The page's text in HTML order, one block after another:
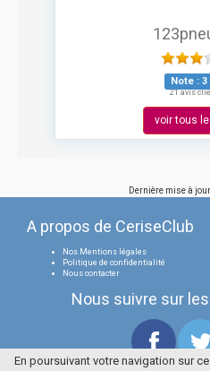
Note : 3
21 avis
voir tous
Dernière mise à
A propos de CeriseClub
Nos Mentions légales
Politique de confidentialité
Nous contacter
Nous suivre sur
En poursuivant votre navigation sur